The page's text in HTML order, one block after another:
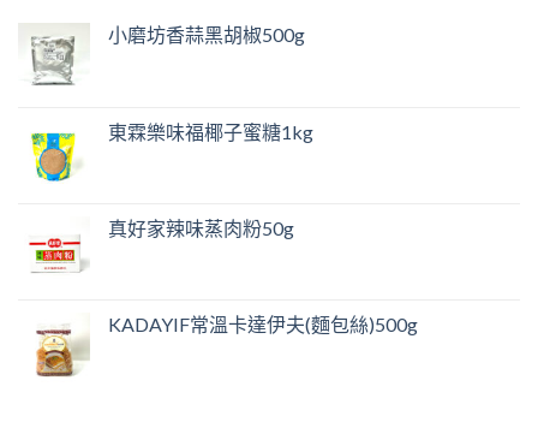
小磨坊香蒜黑胡椒500g
東霖樂味福椰子蜜糖1kg
真好家辣味蒸肉粉50g
KADAYIF常溫卡達伊夫(麵包絲)500g